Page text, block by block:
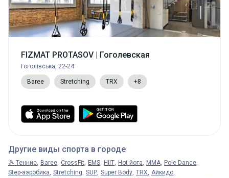
FIZMAT PROTASOV | Гоголевская
Гоголівська, 22-24
Baree Stretching TRX +8
Другие виды спорта в городе
🎾 Теннис Baree CrossFit EMS HIIT Hot йога MMA
Pole Dance
Step-аэробика Stretching SUP Super Body TRX Айкидо